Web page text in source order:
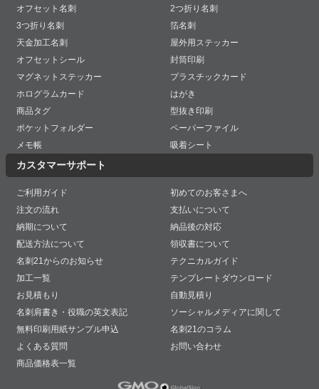
オフセット名刺
2つ折り名刺
3つ折り名刺
箔名刺
天金加工名刺
屋外用ステッカー
オフセットシール
封筒印刷
マグネットステッカー
プラスチックカード
ホログラムカード
はがき
商品タグ
型抜き印刷
ポケットフォルダー
ペーパーファイル
メモ帳
吸着シート
カスタマーサポート
ご利用ガイド
初めてのお客さまへ
注文の流れ
支払いについて
納期について
納品後の対応
配送方法について
領収書について
名刺21からのお知らせ
テクニカルガイド
加工一覧
テンプレートダウンロード
お見積もり
自動見積り
名刺肩書き・役職の英文表記
ソーシャルメディアに関して
無料印刷用紙サンプル申込
名刺21のコラム
よくある質問
お問い合わせ
商品価格表一覧